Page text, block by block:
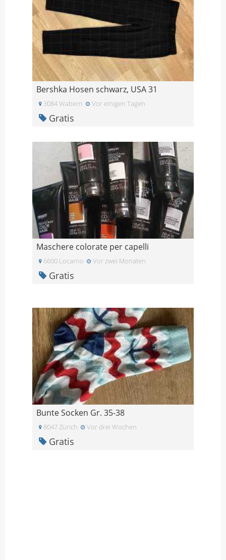
Bershka Hosen schwarz, USA 31
3084 Wabern Vor einigen Tagen
Gratis
Maschere colorate per capelli
6600 Locarno Vor zwei Monaten
Gratis
Bunte Socken Gr. 35-38
8047 Zürich Vor drei Wochen
Gratis